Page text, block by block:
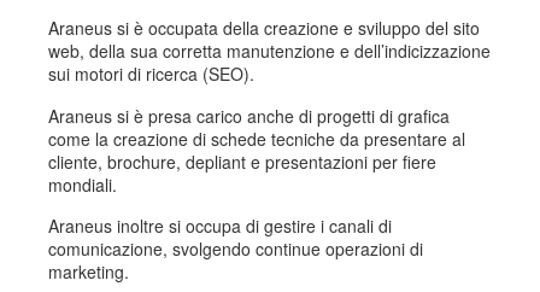
Araneus si è occupata della creazione e sviluppo del sito
web, della sua corretta manutenzione e dell’indicizzazione
sui motori di ricerca (SEO).
Araneus si è presa carico anche di progetti di grafica
come la creazione di schede tecniche da presentare al
cliente, brochure, depliant e presentazioni per fiere
mondiali.
Araneus inoltre si occupa di gestire i canali di
comunicazione, svolgendo continue operazioni di
marketing.